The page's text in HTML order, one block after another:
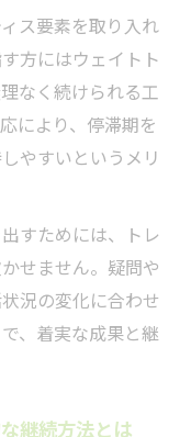
ス要素を取り入れ
方にはウェイトト
なく続けられる工
により、停滞期を
やすいというメリ
すためには、トレ
せません。疑問や
況の変化に合わせ
、着実な成果と継
継続方法とは